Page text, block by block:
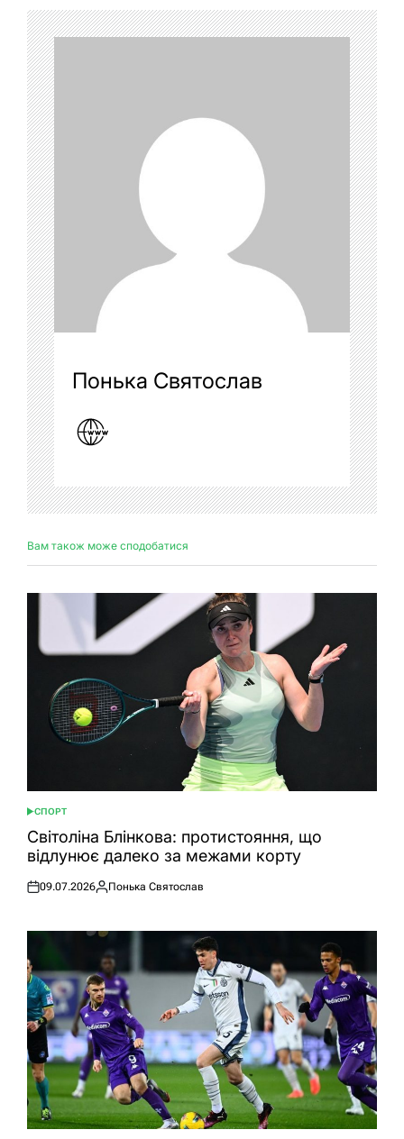
Понька Святослав
Вам також може сподобатися
ОПУБЛІКУВАТИ
У
СПОРТ
Світоліна Блінкова: протистояння, що
відлунює далеко за межами корту
Оприлюднено
09.07.2026
Опубліковано
Понька Святослав